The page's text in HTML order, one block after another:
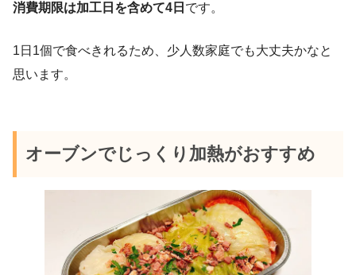
消費期限は加工日を含めて4日 です。
1日1個で食べきれるため、少人数家庭でも大丈夫かなと
思います。
オーブンでじっくり加熱がおすすめ